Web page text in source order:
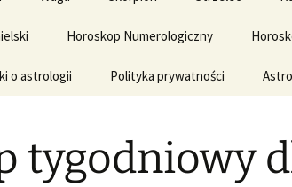
Horoskop Numerologiczny
o astrologii Polityka prywatności
tygodniowy